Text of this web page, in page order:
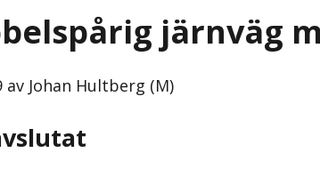
järnväg
av Johan Hultberg (M)